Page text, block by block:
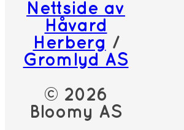
Nettside av
Håvard
Herberg /
Gromlyd AS
© 2026
Bloomy AS